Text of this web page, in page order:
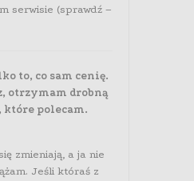
serwisie (sprawdź –
to, co sam cenię.
otrzymam drobną
polecam.
zmieniają, a ja nie
Jeśli któraś z